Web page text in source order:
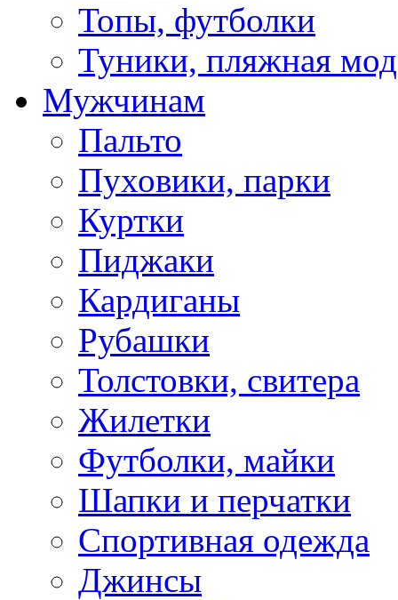
Топы, футболки
Туники, пляжная
Мужчинам
Пальто
Пуховики, парки
Куртки
Пиджаки
Кардиганы
Рубашки
Толстовки, свитера
Жилетки
Футболки, майки
Шапки и перчатки
Спортивная одежда
Джинсы